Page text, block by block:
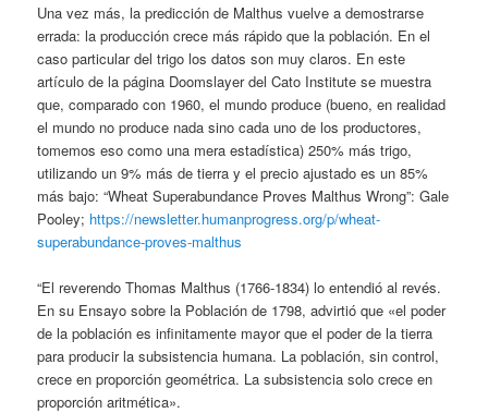
Una vez más, la predicción de Malthus vuelve a demostrarse
errada: la producción crece más rápido que la población. En el
caso particular del trigo los datos son muy claros. En este
artículo de la página Doomslayer del Cato Institute se muestra
que, comparado con 1960, el mundo produce (bueno, en realidad
el mundo no produce nada sino cada uno de los productores,
tomemos eso como una mera estadística) 250% más trigo,
utilizando un 9% más de tierra y el precio ajustado es un 85%
más bajo: “Wheat Superabundance Proves Malthus Wrong”: Gale
Pooley; https://newsletter.humanprogress.org/p/wheat-
superabundance-proves-malthus
“El reverendo Thomas Malthus (1766-1834) lo entendió al revés.
En su Ensayo sobre la Población de 1798, advirtió que «el poder
de la población es infinitamente mayor que el poder de la tierra
para producir la subsistencia humana. La población, sin control,
crece en proporción geométrica. La subsistencia solo crece en
proporción aritmética».